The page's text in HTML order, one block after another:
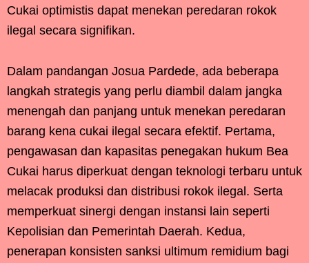
Cukai optimistis dapat menekan peredaran rokok
ilegal secara signifikan.
Dalam pandangan Josua Pardede, ada beberapa
langkah strategis yang perlu diambil dalam jangka
menengah dan panjang untuk menekan peredaran
barang kena cukai ilegal secara efektif. Pertama,
pengawasan dan kapasitas penegakan hukum Bea
Cukai harus diperkuat dengan teknologi terbaru untuk
melacak produksi dan distribusi rokok ilegal. Serta
memperkuat sinergi dengan instansi lain seperti
Kepolisian dan Pemerintah Daerah. Kedua,
penerapan konsisten sanksi ultimum remidium bagi